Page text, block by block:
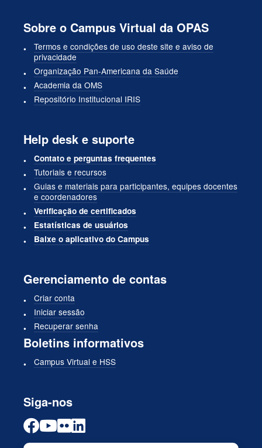
Sobre o Campus Virtual da OPAS
Termos e condições de uso deste site e aviso de
privacidade
Organização Pan-Americana da Saúde
Academia da OMS
Repositório Institucional IRIS
Help desk e suporte
Contato e perguntas frequentes
Tutoriais e recursos
Guias e materiais para participantes, equipes docentes
e coordenadores
Verificação de certificados
Estatísticas de usuários
Baixe o aplicativo do Campus
Gerenciamento de contas
Criar conta
Iniciar sessão
Recuperar senha
Boletins informativos
Campus Virtual e HSS
Siga-nos